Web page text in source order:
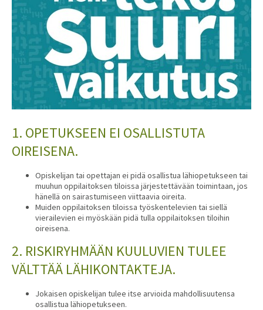
1. OPETUKSEEN EI OSALLISTUTA
OIREISENA.
Opiskelijan tai opettajan ei pidä osallistua lähiopetukseen tai
muuhun oppilaitoksen tiloissa järjestettävään toimintaan, jos
hänellä on sairastumiseen viittaavia oireita.
Muiden oppilaitoksen tiloissa työskentelevien tai siellä
vierailevien ei myöskään pidä tulla oppilaitoksen tiloihin
oireisena.
2. RISKIRYHMÄÄN KUULUVIEN TULEE
VÄLTTÄÄ LÄHIKONTAKTEJA.
Jokaisen opiskelijan tulee itse arvioida mahdollisuutensa
osallistua lähiopetukseen.